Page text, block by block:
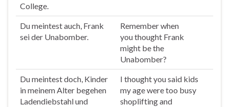
College.
Dumeintestauch, Frank
sei der Unabomber.
Remember when
youthought Frank
might be the
Unabomber?
Dumeintestdoch, Kinder
in meinem Alter begehen
Ladendiebstahl und
I thoughtyou said kids
my age were too busy
shoplifting and